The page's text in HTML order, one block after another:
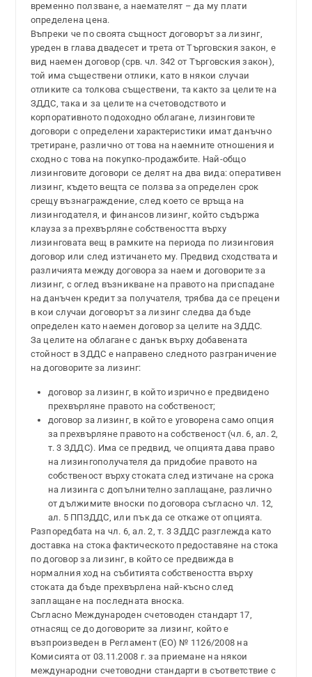
временно ползване, а наемателят – да му плати
определена цена.
Въпреки че по своята същност договорът за лизинг,
уреден в глава двадесет и трета от Търговския закон, е
вид наемен договор (срв. чл. 342 от Търговския закон),
той има съществени отлики, като в някои случаи
отликите са толкова съществени, та както за целите на
ЗДДС, така и за целите на счетоводството и
корпоративното подоходно облагане, лизинговите
договори с определени характеристики имат данъчно
третиране, различно от това на наемните отношения и
сходно с това на покупко-продажбите. Най-общо
лизинговите договори се делят на два вида: оперативен
лизинг, където вещта се ползва за определен срок
срещу възнаграждение, след което се връща на
лизингодателя, и финансов лизинг, който съдържа
клауза за прехвърляне собствеността върху
лизинговата вещ в рамките на периода по лизинговия
договор или след изтичането му. Предвид сходствата и
различията между договора за наем и договорите за
лизинг, с оглед възникване на правото на приспадане
на данъчен кредит за получателя, трябва да се прецени
в кои случаи договорът за лизинг следва да бъде
определен като наемен договор за целите на ЗДДС.
За целите на облагане с данък върху добавената
стойност в ЗДДС е направено следното разграничение
на договорите за лизинг:
договор за лизинг, в който изрично е предвидено
прехвърляне правото на собственост;
договор за лизинг, в който е уговорена само опция
за прехвърляне правото на собственост (чл. 6, ал. 2,
т. 3 ЗДДС). Има се предвид, че опцията дава право
на лизингополучателя да придобие правото на
собственост върху стоката след изтичане на срока
на лизинга с допълнително заплащане, различно
от дължимите вноски по договора съгласно чл. 12,
ал. 5 ППЗДДС, или пък да се откаже от опцията.
Разпоредбата на чл. 6, ал. 2, т. 3 ЗДДС разглежда като
доставка на стока фактическото предоставяне на стока
по договор за лизинг, в който се предвижда в
нормалния ход на събитията собствеността върху
стоката да бъде прехвърлена най-късно след
заплащане на последната вноска.
Съгласно Международен счетоводен стандарт 17,
отнасящ се до договорите за лизинг, който е
възпроизведен в Регламент (ЕО) № 1126/2008 на
Комисията от 03.11.2008 г. за приемане на някои
международни счетоводни стандарти в съответствие с